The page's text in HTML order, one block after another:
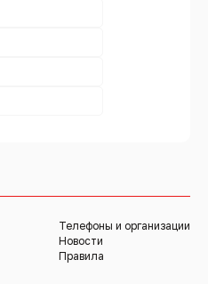
Телефоны и организации
Новости
Правила